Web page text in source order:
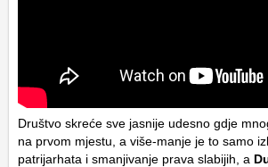
Društvo skreće sve jasnije udesno gdje
na prvom mjestu, a više-manje je to samo
patrijarhata i smanjivanje prava slabijih, a